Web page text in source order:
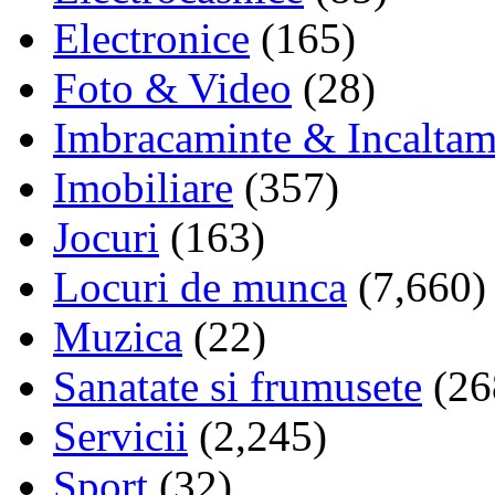
Electronice (165)
Foto & Video (28)
Imbracaminte &
Imobiliare (357)
Jocuri (163)
Locuri de munca (7,660)
Muzica (22)
Sanatate si frumusete
Servicii (2,245)
Sport (32)